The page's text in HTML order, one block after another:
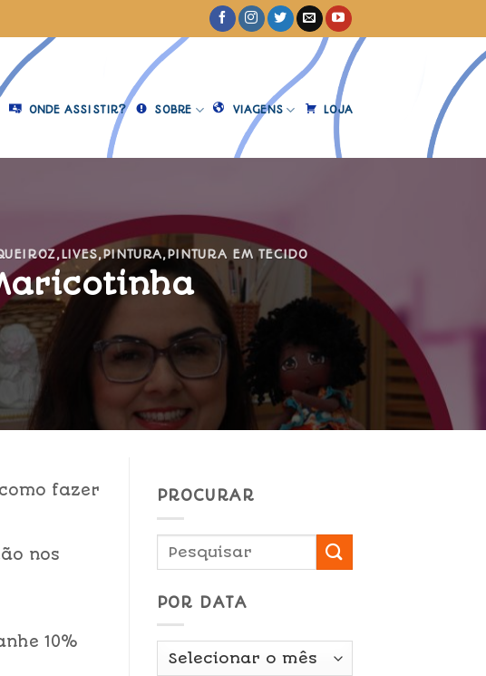
ONDE ASSISTIR? SOBRE VIAGENS LOJA
,LIVES,PINTURA,PINTURA EM TECIDO
fazer
nos
10%
PROCURAR
POR DATA
Por